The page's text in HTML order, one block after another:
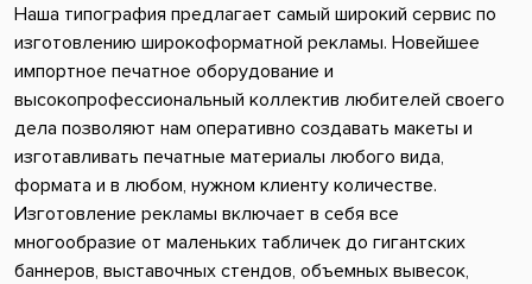
Наша типография предлагает самый широкий сервис по
изготовлению широкоформатной рекламы. Новейшее
импортное печатное оборудование и
высокопрофессиональный коллектив любителей своего
дела позволяют нам оперативно создавать макеты и
изготавливать печатные материалы любого вида,
формата и в любом, нужном клиенту количестве.
Изготовление рекламы включает в себя все
многообразие от маленьких табличек до гигантских
баннеров, выставочных стендов, объемных вывесок,